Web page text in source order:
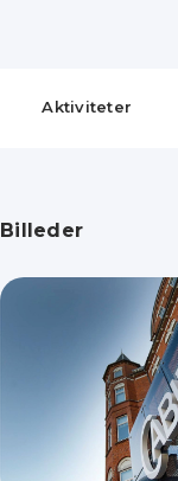
Aktiviteter
Billeder